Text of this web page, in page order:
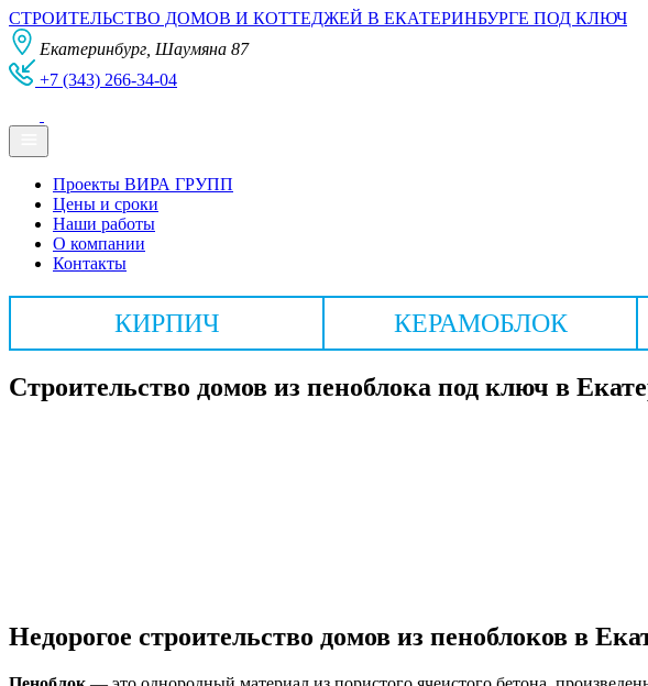
СТРОИТЕЛЬСТВО ДОМОВ И КОТТЕДЖЕЙ В ЕКАТЕРИНБУРГЕ ПОД КЛЮЧ
Екатеринбург, Шаумяна 87
+7 (343) 266-34-04
Проекты ВИРА ГРУПП
Цены и сроки
Наши работы
О компании
Контакты
КИРПИЧ КЕРАМОБЛОК
Строительство домов из пеноблока под ключ в
Недорогое строительство домов из пеноблоков в